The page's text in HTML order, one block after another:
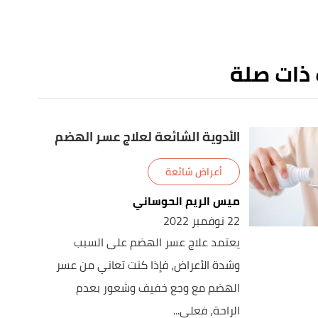
ذات صلة
الأدوية الشائعة لعلاج عسر الهضم
أعراض شائعة
ميس الريم الحوساني
22 نوفمبر 2022
يعتمد علاج عسر الهضم على السبب
وشدة الأعراض، فإذا كنت تعاني من عسر
الهضم مع وجع خفيف وشعور بعدم
الراحة، فعلى...